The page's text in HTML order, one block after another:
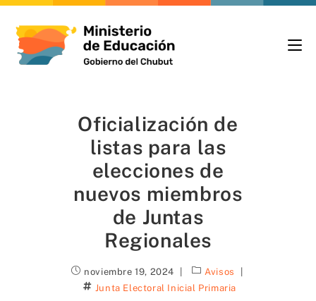
Oficialización de
listas para las
elecciones de
nuevos miembros
de Juntas
Regionales
noviembre 19, 2024
Avisos
Junta Electoral Inicial Primaria